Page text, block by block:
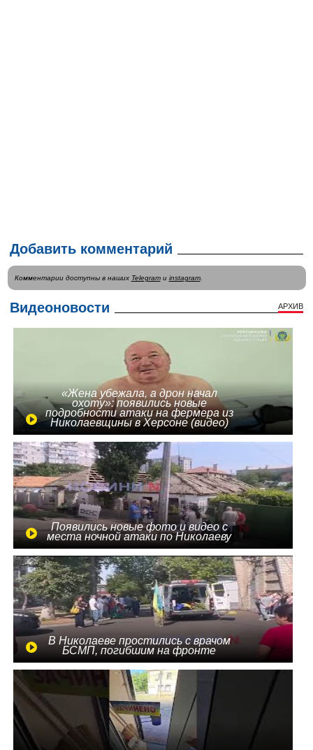
Добавить комментарий
Комментарии доступны в наших Telegramи instagram.
Видеоновости АРХИВ
«Жена убежала, а дрон начал
охоту»: появились новые
подробности атаки на фермера из
Николаевщины в Херсоне (видео)
Появились новые фото и видео с
места ночной атаки по Николаеву
В Николаеве простились с врачом
БСМП, погибшим на фронте